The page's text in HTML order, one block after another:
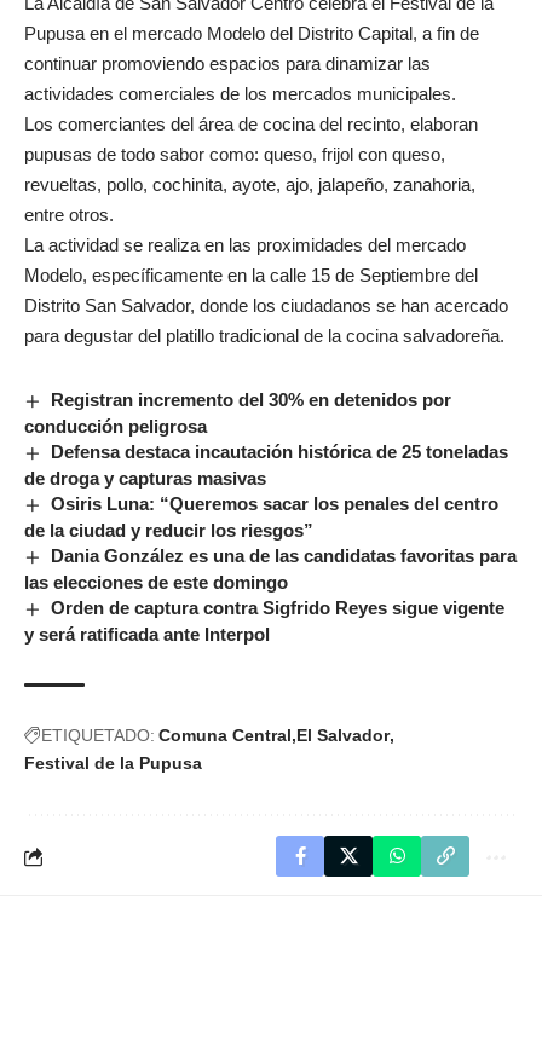
Pupusa en el mercado Modelo del Distrito Capital, a fin de
continuar promoviendo espacios para dinamizar las
actividades comerciales de los mercados municipales.
Los comerciantes del área de cocina del recinto, elaboran
pupusas de todo sabor como: queso, frijol con queso,
revueltas, pollo, cochinita, ayote, ajo, jalapeño, zanahoria,
entre otros.
La actividad se realiza en las proximidades del mercado
Modelo, específicamente en la calle 15 de Septiembre del
Distrito San Salvador, donde los ciudadanos se han acercado
para degustar del platillo tradicional de la cocina salvadoreña.
Registran incremento del 30% en detenidos por
conducción peligrosa
Defensa destaca incautación histórica de 25 toneladas
de droga y capturas masivas
Osiris Luna: “Queremos sacar los penales del centro
de la ciudad y reducir los riesgos”
Dania González es una de las candidatas favoritas para
las elecciones de este domingo
Orden de captura contra Sigfrido Reyes sigue vigente
y será ratificada ante Interpol
ETIQUETADO: Comuna Central El Salvador
Festival de la Pupusa